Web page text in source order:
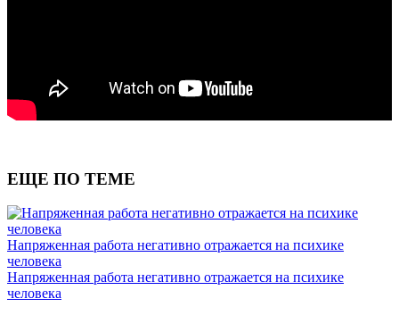
ЕЩЕ ПО ТЕМЕ
Напряженная работа негативно отражается на психике
человека
Напряженная работа негативно отражается на психике
человека